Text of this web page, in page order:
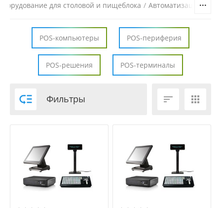
для столовой и пищеблока / Автоматизация
POS-компьютеры POS-периферия
POS-решения POS-терминалы
 Фильтры  